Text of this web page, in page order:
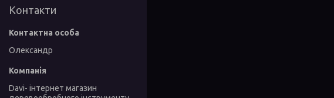
Контакти
Олександр
Davi- інтернет магазин